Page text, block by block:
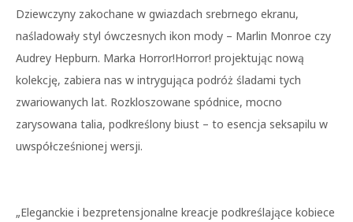
Dziewczyny zakochane w gwiazdach srebrnego ekranu,
naśladowały styl ówczesnych ikon mody – Marlin Monroe czy
Audrey Hepburn. Marka Horror!Horror! projektując nową
kolekcję, zabiera nas w intrygująca podróż śladami tych
zwariowanych lat. Rozkloszowane spódnice, mocno
zarysowana talia, podkreślony biust – to esencja seksapilu w
uwspółcześnionej wersji.
„Eleganckie i bezpretensjonalne kreacje podkreślające kobiece